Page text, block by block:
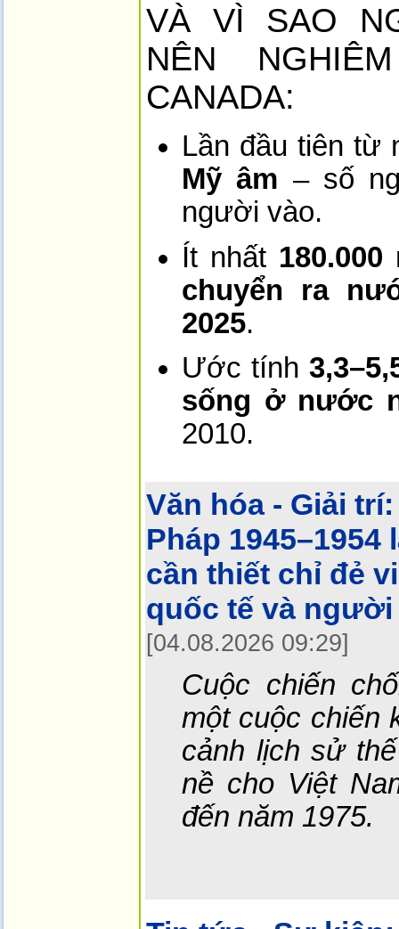
VÀ VÌ SAO
NÊN
CANADA:
Lần đầu tiên từ
Mỹ âm – số
người vào.
Ít nhất
chuyển ra
2025.
Ước tính
sống ở nước
2010.
Văn hóa - Giải trí:
Pháp
cần thiết chỉ đẻ
quốc tế và người
[04.08.2026 09:29]
Cuộc chiến
một cuộc chiến
cảnh lịch sử
nề cho Việt
đến năm 1975.